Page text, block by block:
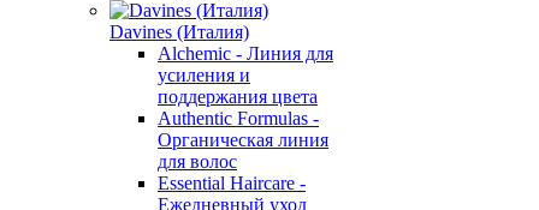
Davines (Италия)
Alchemic - Линия для
усиления и
поддержания цвета
Authentic Formulas -
Органическая линия
для волос
Essential Haircare -
Eжедневный уход